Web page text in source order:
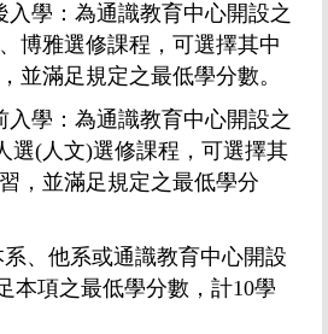
入學：為通識教育中心開設之
博雅選修課程，可選擇其中
並滿足規定之最低學分數。
入學：為通識教育中心開設之
選(人文)選修課程，可選擇其
，並滿足規定之最低學分
、他系或通識教育中心開設
本項之最低學分數，計10學